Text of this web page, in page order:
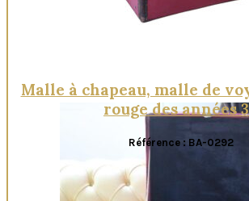
Malle à chapeau, malle de
rouge des années
Référence : BA-0292